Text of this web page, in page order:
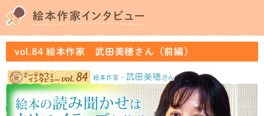
vol.84 絵本作家 武田美穂さん（前編）